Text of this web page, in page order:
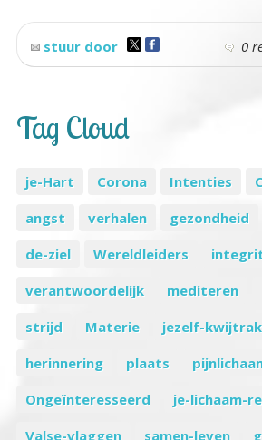
0
stuur door
Tag Cloud
je-Hart Corona Intenties
angst
verhalen gezondheid
de-ziel
Wereldleiders
verantwoordelijk
mediteren
strijd
Materie jezelf-
herinnering
plaats
Ongeïnteresseerd
je-lichaam-
Valse-vlaggen
samen-leven